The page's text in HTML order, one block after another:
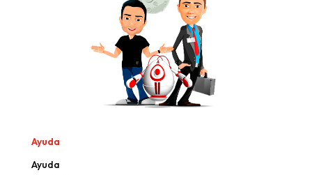
Ayuda
Ayuda